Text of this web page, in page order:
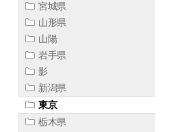
宮城県
山形県
山陽
岩手県
影
新潟県
東京
栃木県